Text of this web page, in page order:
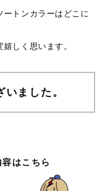
トンカラーはどこに
しく思います。
ました。
はこちら